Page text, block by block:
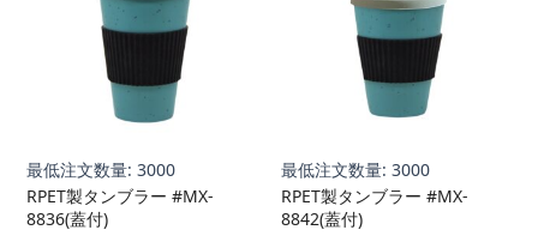
最低注文数量: 3000
RPET製タンブラー #MX-
8836(蓋付)
最低注文数量: 3000
RPET製タンブラー #MX-
8842(蓋付)